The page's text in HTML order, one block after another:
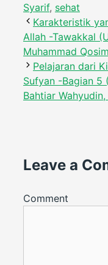
Syarif, sehat
Karakteristik
Allah -Tawakkal
Muhammad
Pelajaran dari
Sufyan -Bagian 5
Bahtiar Wahyudin,
Leave a
Comment